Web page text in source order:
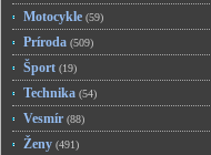
Motocykle (59)
Príroda (509)
Šport (19)
Technika (54)
Vesmír (88)
Ženy (491)